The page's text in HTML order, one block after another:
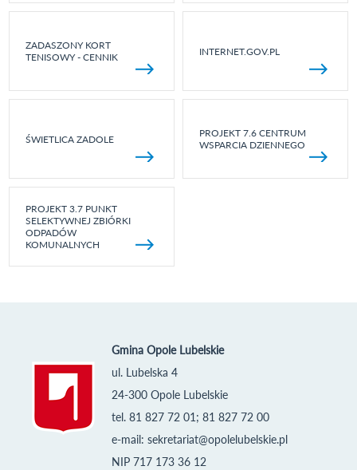
ZADASZONY KORT
TENISOWY - CENNIK
INTERNET.GOV.PL
ŚWIETLICA ZADOLE
PROJEKT 7.6 CENTRUM
WSPARCIA DZIENNEGO
PROJEKT 3.7 PUNKT
SELEKTYWNEJ ZBIÓRKI
ODPADÓW
KOMUNALNYCH
Gmina Opole Lubelskie
ul. Lubelska 4
24-300 Opole Lubelskie
tel. 81 827 72 01; 81 827 72 00
e-mail: sekretariat@opolelubelskie.pl
NIP 717 173 36 12